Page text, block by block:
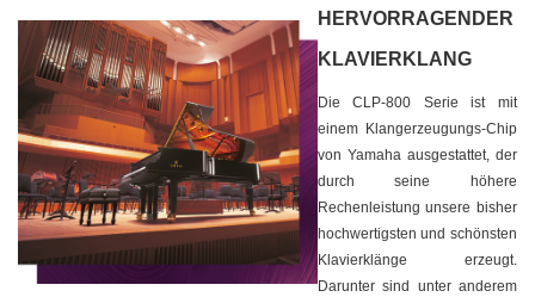
HERVORRAGENDER
KLAVIERKLANG
Die CLP-800 Serie ist mit
einem Klangerzeugungs-Chip
von Yamaha ausgestattet, der
durch seine höhere
Rechenleistung unsere bisher
hochwertigsten und schönsten
Klavierklänge erzeugt.
Darunter sind unter anderem